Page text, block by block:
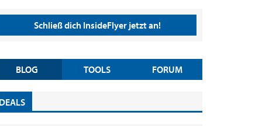
Schließ dich InsideFlyer jetzt an!
BLOG TOOLS FORUM
DEALS